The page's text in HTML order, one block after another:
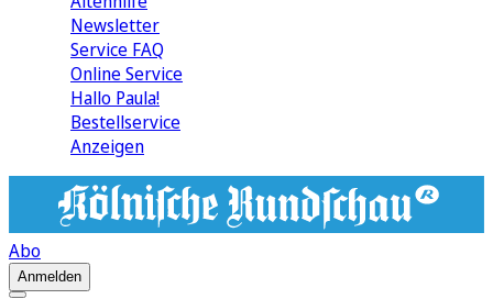
Newsletter
Service FAQ
Online Service
Hallo Paula!
Bestellservice
Anzeigen
Abo
Anmelden